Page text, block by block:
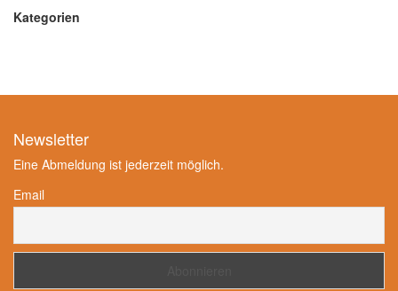
Kategorien
Newsletter
Eine Abmeldung ist jederzeit möglich.
Email